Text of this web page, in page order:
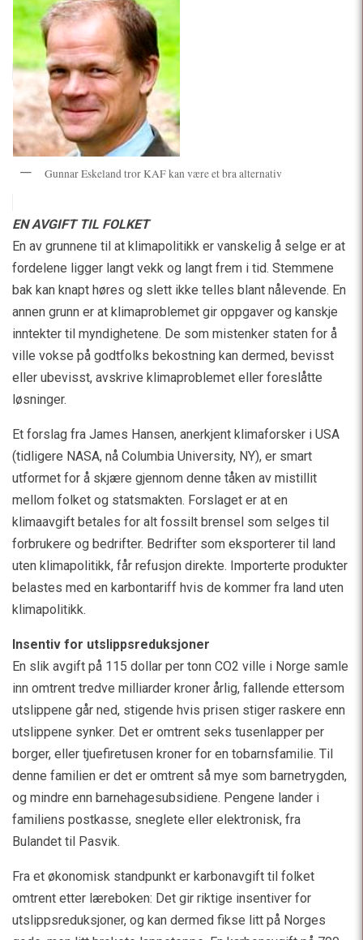
Gunnar Eskeland tror KAF kan være et bra alternativ
EN AVGIFT TIL FOLKET
En av grunnene til at klimapolitikk er vanskelig å selge er at
fordelene ligger langt vekk og langt frem i tid. Stemmene
bak kan knapt høres og slett ikke telles blant nålevende. En
annen grunn er at klimaproblemet gir oppgaver og kanskje
inntekter til myndighetene. De som mistenker staten for å
ville vokse på godtfolks bekostning kan dermed, bevisst
eller ubevisst, avskrive klimaproblemet eller foreslåtte
løsninger.
Et forslag fra James Hansen, anerkjent klimaforsker i USA
(tidligere NASA, nå Columbia University, NY), er smart
utformet for å skjære gjennom denne tåken av mistillit
mellom folket og statsmakten. Forslaget er at en
klimaavgift betales for alt fossilt brensel som selges til
forbrukere og bedrifter. Bedrifter som eksporterer til land
uten klimapolitikk, får refusjon direkte. Importerte produkter
belastes med en karbontariff hvis de kommer fra land uten
klimapolitikk.
Insentiv for utslippsreduksjoner
En slik avgift på 115 dollar per tonn CO2 ville i Norge samle
inn omtrent tredve milliarder kroner årlig, fallende ettersom
utslippene går ned, stigende hvis prisen stiger raskere enn
utslippene synker. Det er omtrent seks tusenlapper per
borger, eller tjuefiretusen kroner for en tobarnsfamilie. Til
denne familien er det er omtrent så mye som barnetrygden,
og mindre enn barnehagesubsidiene. Pengene lander i
familiens postkasse, sneglete eller elektronisk, fra
Bulandet til Pasvik.
Fra et økonomisk standpunkt er karbonavgift til folket
omtrent etter læreboken: Det gir riktige insentiver for
utslippsreduksjoner, og kan dermed fikse litt på Norges